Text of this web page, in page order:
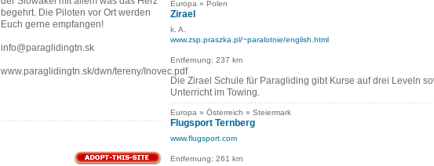
begehrt. Die Piloten vor Ort werden
Euch gerne empfangen!
info@paraglidingtn.sk
www.paraglidingtn.sk/dwn/tereny/Inovec.pdf
Europa » Polen
Zirael
k. A.
www.zsp.praszka.pl/~paralotnie/english.html
Entfernung: 237 km
Die Zirael Schule für Paragliding gibt Kurse auf drei Leveln
Unterricht im Towing.
Europa » Österreich » Steiermark
Flugsport Ternberg
www.flugsport.com
Entfernung: 261 km